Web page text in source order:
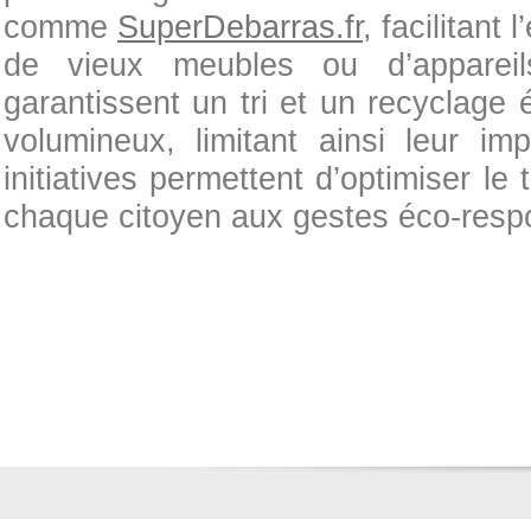
comme SuperDebarras.fr, facilitant
de vieux meubles ou
garantissent un tri et un recyclage
volumineux, limitant ainsi leur
initiatives permettent d’optimiser
chaque citoyen aux gestes éco-